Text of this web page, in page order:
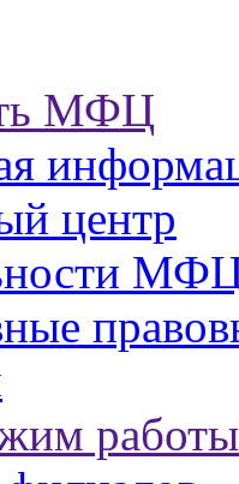
МФЦ
центр
работы